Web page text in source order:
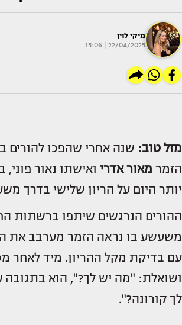
מיקי לוין
22/04/2025 | 15:06
מזל טוב: שנה אחרי שהפכו להורים
הזמר מאור אדרי ואישתו נאור פוני,
יותר היום על הריון שלישי בדרך
ההורים הנרגשים שיתפו ברשתות
משעשע בו נראה הזמר מערבב את
עם בדיקת מקל ההריון. מיד לאחר
ושואלת: "מה יש לך?", הוא בתגובה
לך קורונה?".